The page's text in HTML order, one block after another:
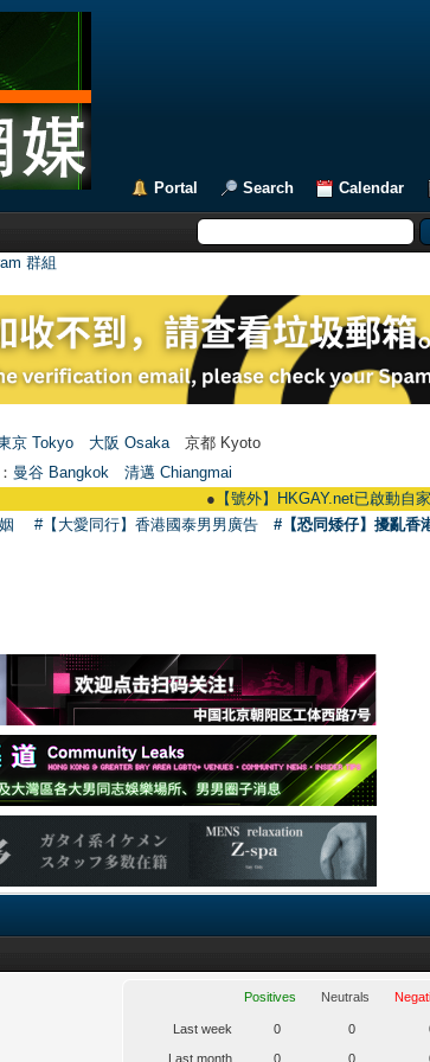
Portal Search Calendar
群組
京 Tokyo 大阪 Osaka 京都 Kyoto
曼谷 Bangkok
清邁 Chiangmai
【號外】HKGAY.net已啟動自家
#【大愛同行】香港國泰男男廣告 #【恐同矮仔】擾亂香
Positives Neutrals
Last week 0 0
Last month 0 0